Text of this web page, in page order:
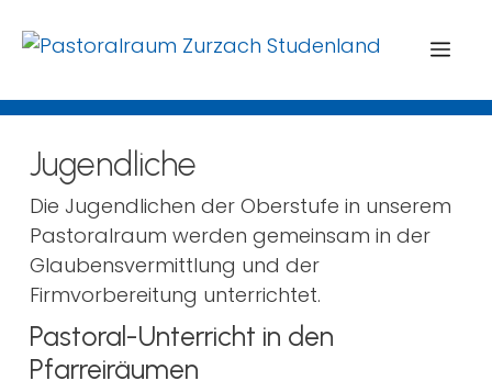
Jugendliche
Die Jugendlichen der Oberstufe in unserem
Pastoralraum werden gemeinsam in der
Glaubensvermittlung und der
Firmvorbereitung unterrichtet.
Pastoral-Unterricht in den
Pfarreiräumen